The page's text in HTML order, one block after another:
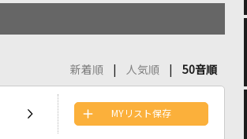
新着順
人気順 50音順
MYリスト保存